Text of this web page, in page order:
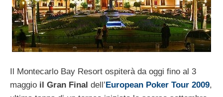
Il Montecarlo Bay Resort ospiterà da oggi fino al 3
maggio il Gran Final dell’European Poker Tour 2009,